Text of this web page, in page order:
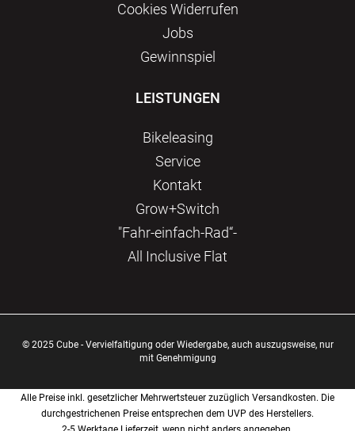
Сookies Widerrufen
Jobs
Gewinnspiel
LEISTUNGEN
Bikeleasing
Service
Kontakt
Grow+Switch
"Fahr-einfach-Rad“-
All Inclusive Flat
© 2025 Cube - Vervielfaltigung oder Wiedergabe, auch auszugsweise, nur
mit Genehmigung
Alle Preise inkl. gesetzlicher Mehrwertsteuer zuzüglich Versandkosten. Die
durchgestrichenen Preise entsprechen dem UVP des Herstellers.